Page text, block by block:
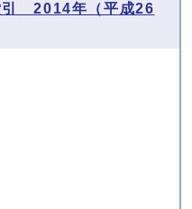
引 2014年（平成26